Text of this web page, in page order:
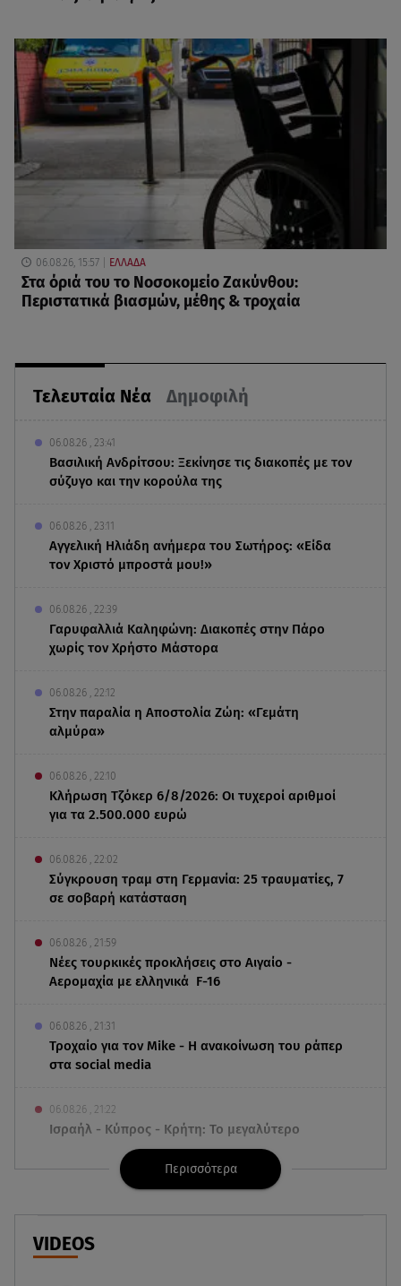
Τελευταία Νέα Δημοφιλή
06.08.26 , 23:41
Βασιλική Ανδρίτσου: Ξεκίνησε τις διακοπές με τον
σύζυγο και την κορούλα της
06.08.26 , 23:11
Αγγελική Ηλιάδη ανήμερα του Σωτήρος: «Είδα
τον Χριστό μπροστά μου!»
06.08.26 , 22:39
Γαρυφαλλιά Καληφώνη: Διακοπές στην Πάρο
χωρίς τον Χρήστο Μάστορα
06.08.26 , 22:12
Στην παραλία η Αποστολία Ζώη: «Γεμάτη
αλμύρα»
06.08.26 , 22:10
Κλήρωση Τζόκερ 6/8/2026: Οι τυχεροί αριθμοί
για τα 2.500.000 ευρώ
06.08.26 , 22:02
Σύγκρουση τραμ στη Γερμανία: 25 τραυματίες, 7
σε σοβαρή κατάσταση
06.08.26 , 21:59
Νέες τουρκικές προκλήσεις στο Αιγαίο -
Αερομαχία με ελληνικά F-16
06.08.26 , 21:31
Τροχαίο για τον Mike - Η ανακοίνωση του ράπερ
στα social media
06.08.26 , 21:22
Ισραήλ - Κύπρος - Κρήτη: Το μεγαλύτερο
υποθαλάσσιο καλώδιο στον κόσμο
Motor Oil: Δωρεά πυροσβεστικών οχημάτων και
Περισσότερα
VIDEOS
06.08.26, 15:57 ΕΛΛΑΔΑ
Στα όριά του το Νοσοκομείο Ζακύνθου:
Περιστατικά βιασμών, μέθης & τροχαία